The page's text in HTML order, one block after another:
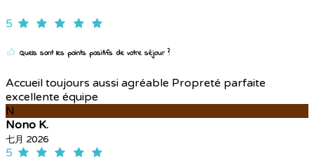
5
Quels sont les points positifs de votre séjour ?
Accueil toujours aussi agréable Propreté parfaite
excellente équipe
N
Nono K.
七月 2026
5